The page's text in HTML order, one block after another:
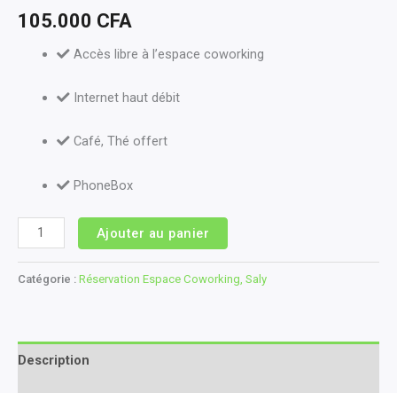
105.000 CFA
Accès libre à l’espace coworking
Internet haut débit
Café, Thé offert
PhoneBox
Ajouter au panier
Catégorie : Réservation Espace Coworking, Saly
Description